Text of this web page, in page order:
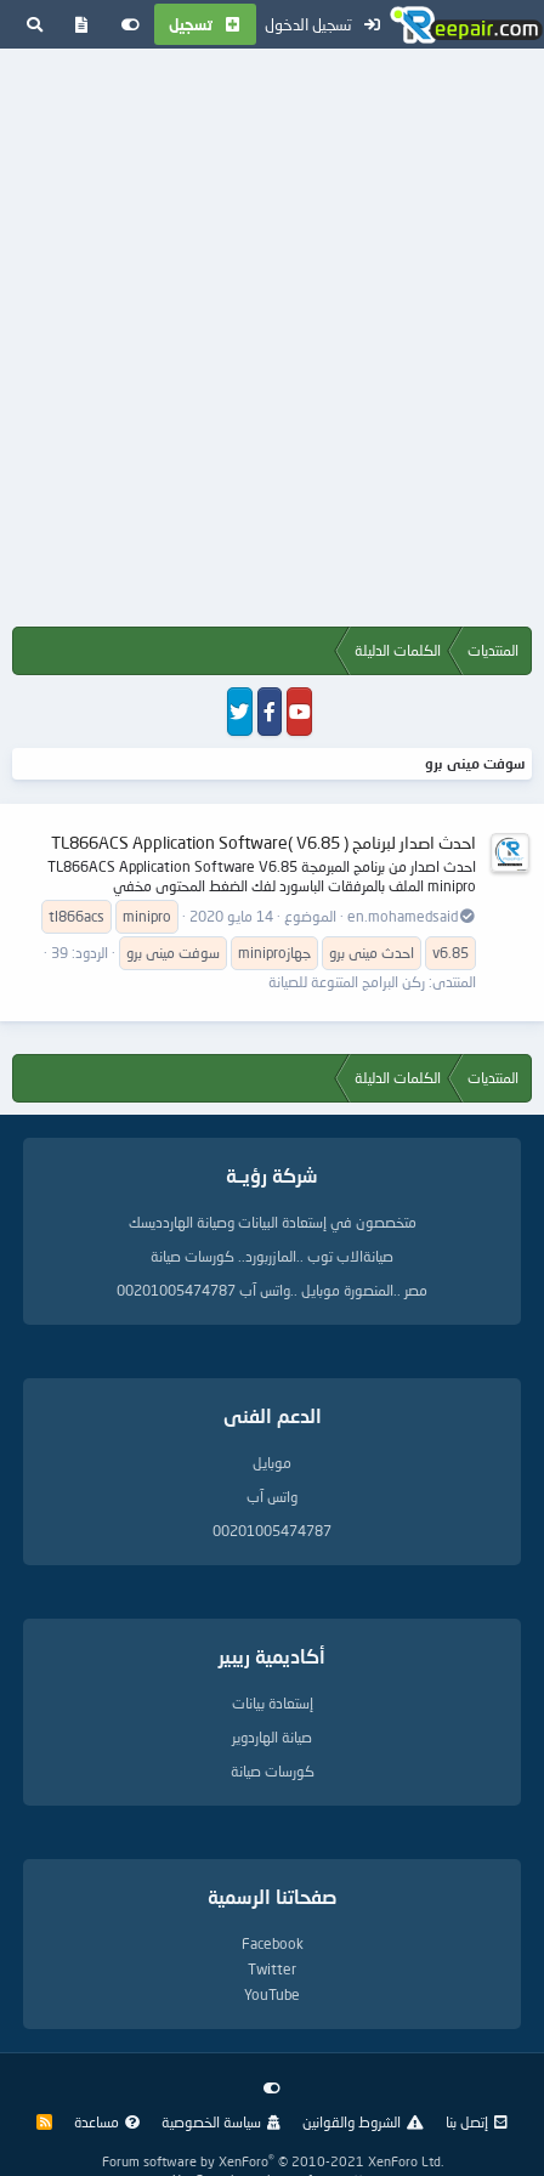
تسجيل الدخول تسجيل
المنتديات الكلمات الدليلة
سوفت مينى برو
احدث اصدار لبرنامج TL866ACS Application Software( V6.85 )
احدث اصدار من برنامج المبرمجة TL866ACS Application Software V6.85
minipro الملف بالمرفقات الباسورد لفك الضغط المحتوى مخفي
en.mohamedsaid
الموضوع 14 مايو 2020 minipro
tl866acs
v6.85
احدث مينى برو جهازminipro سوفت مينى برو
الردود: 39
المنتدى: ركن البرامج المتنوعة للصيانة
المنتديات الكلمات الدليلة
شركة رؤيــة
متخصصون في إستعادة البيانات وصيانة الهاردديسك
صيانةالاب توب ..المازربورد.. كورسات صيانة
مصر ..المنصورة موبايل ..واتس آب 00201005474787
الدعم الفنى
موبايل
واتس آب
00201005474787
أكاديمية ريبير
إستعادة بيانات
صيانة الهاردوير
كورسات صيانة
صفحاتنا الرسمية
Facebook
Twitter
YouTube
إتصل بنا الشروط والقوانين سياسة الخصوصية مساعدة
R
Forum software by XenForo® © 2010-2021 XenForo Ltd.